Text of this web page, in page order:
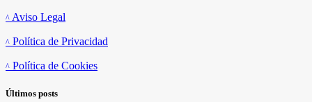
Aviso Legal
Política de Privacidad
Política de Cookies
Últimos posts